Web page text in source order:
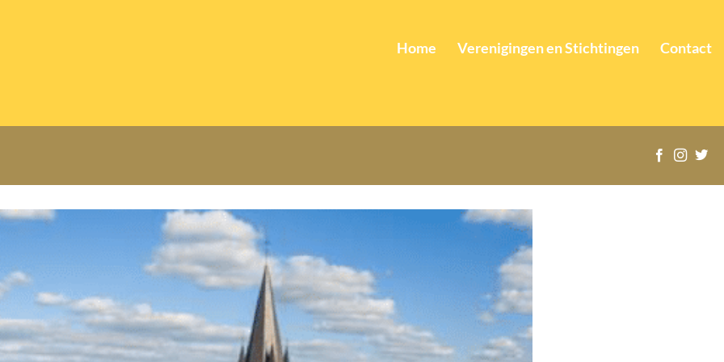
Home Verenigingen en Stichtingen Contact